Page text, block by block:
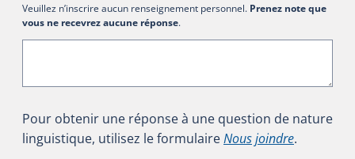
Veuillez n’inscrire aucun renseignement personnel. Prenez note que
vous ne recevrez aucune réponse.
Pour obtenir une réponse à une question de nature
linguistique, utilisez le formulaireNous joindre.